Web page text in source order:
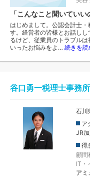
「こんなこと聞いてい
はじめまして。公認会計士
す。経営者の皆様とお話し
るけど、従業員のトラブル
いったお悩みをよ… 続きを読
谷口勇一税理士事務所
石川
ア
JR
得
顧問
IT・
アミ